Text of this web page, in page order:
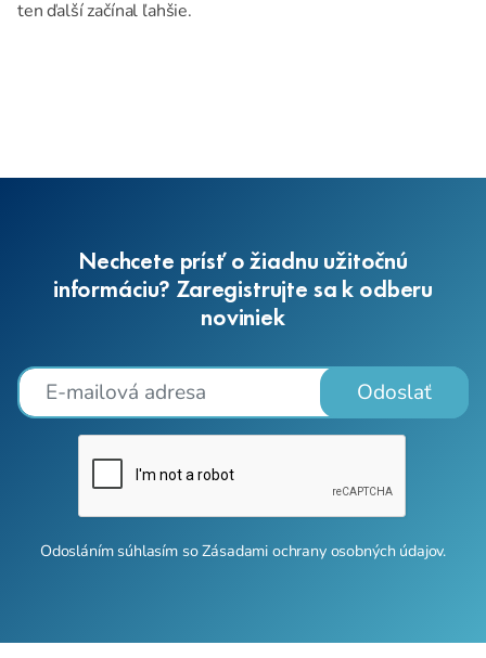
ten ďalší začínal ľahšie.
Nechcete prísť o žiadnu užitočnú
informáciu? Zaregistrujte sa k odberu
noviniek
Odoslať
Odosláním súhlasím soZásadami ochrany osobných údajov.